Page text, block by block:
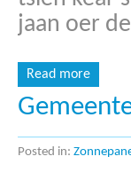
jaan oer
Read more
Posted in: